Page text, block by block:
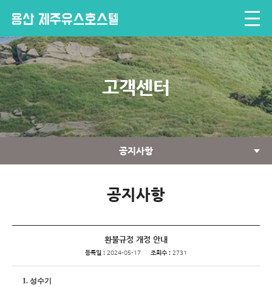
고객센터
공지사항
공지사항
환불규정 개정 안내
등록일 : 2024-05-17 조회수 : 2731
1. 성수기